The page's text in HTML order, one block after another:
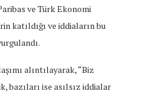
ve Türk Ekonomi
katıldığı ve iddiaların bu
alıntılayarak, “Biz
bazıları ise asılsız iddialar